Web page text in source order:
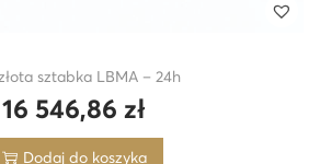
sztabka LBMA – 24h
16 546,86zł
Dodaj do koszyka